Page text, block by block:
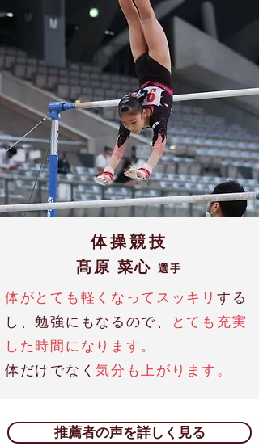
体操競技
髙原 菜心 選手
体がとても軽くなってスッキリ する
し、勉強にもなるので、
とても充実
した時間になります。
体だけでなく気分も上がります。
推薦者の声を詳しく見る